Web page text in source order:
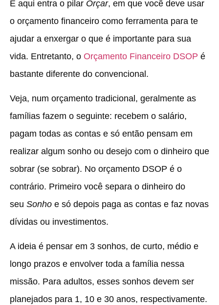
E aqui entra o pilar Orçar, em que você deve usar
o orçamento financeiro como ferramenta para te
ajudar a enxergar o que é importante para sua
vida. Entretanto, o Orçamento Financeiro DSOP é
bastante diferente do convencional.
Veja, num orçamento tradicional, geralmente as
famílias fazem o seguinte: recebem o salário,
pagam todas as contas e só então pensam em
realizar algum sonho ou desejo com o dinheiro que
sobrar (se sobrar). No orçamento DSOP é o
contrário. Primeiro você separa o dinheiro do
seu Sonho e só depois paga as contas e faz novas
dívidas ou investimentos.
A ideia é pensar em 3 sonhos, de curto, médio e
longo prazos e envolver toda a família nessa
missão. Para adultos, esses sonhos devem ser
planejados para 1, 10 e 30 anos, respectivamente.